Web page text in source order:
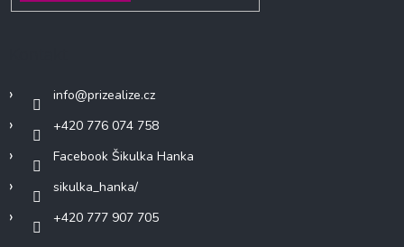
info@prizealize.cz
+420 776 074 758
Facebook Šikulka Hanka
sikulka_hanka/
+420 777 907 705